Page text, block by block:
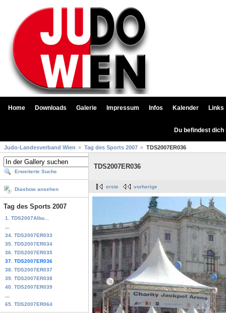
Home Downloads Galerie Impressum Infos Kalender Links
Du befindest
Judo-Landesverband Wien Tag des Sports 2007 TDS2007ER036
Erweiterte Suche
Diashow ansehen
Tag des Sports 2007
1. TDS2007Albu...
34. TDS2007ER033
35. TDS2007ER034
36. TDS2007ER035
37. TDS2007ER036
38. TDS2007ER037
39. TDS2007ER038
40. TDS2007ER039
65. TDS2007ER064
TDS2007ER036
erste vorherige